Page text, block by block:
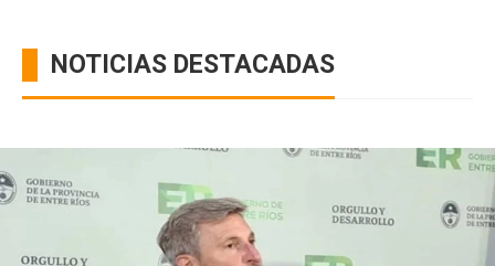
NOTICIAS DESTACADAS